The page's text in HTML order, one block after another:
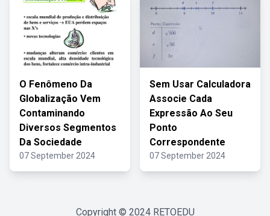
O Fenômeno Da
Globalização Vem
Contaminando
Diversos Segmentos
Da Sociedade
07 September 2024
Sem Usar Calculadora
Associe Cada
Expressão Ao Seu
Ponto
Correspondente
07 September 2024
Copyright © 2024 RETOEDU